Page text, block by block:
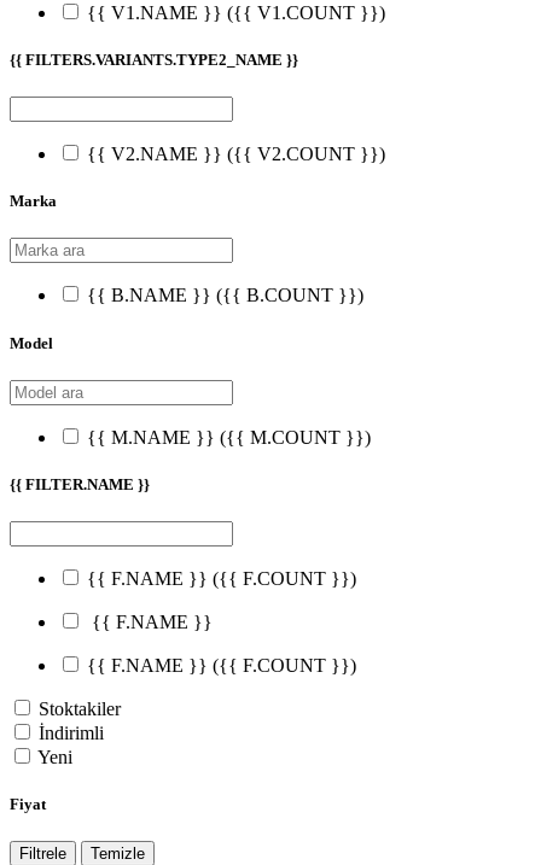
{{ V1.NAME }} ({{ V1.COUNT }})
{{ FILTERS.VARIANTS.TYPE2_NAME }}
{{ V2.NAME }} ({{ V2.COUNT }})
Marka
{{ B.NAME }} ({{ B.COUNT }})
Model
{{ M.NAME }} ({{ M.COUNT }})
{{ FILTER.NAME }}
{{ F.NAME }} ({{ F.COUNT }})
{{ F.NAME }}
{{ F.NAME }} ({{ F.COUNT }})
Stoktakiler
İndirimli
Yeni
Fiyat
Filtrele Temizle